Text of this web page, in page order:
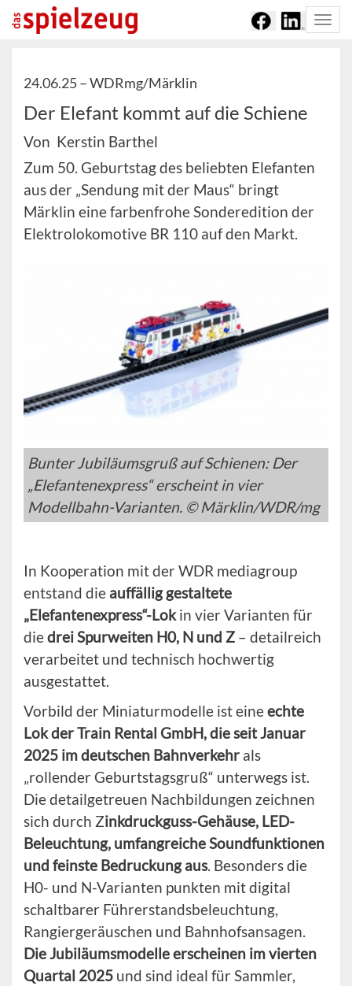
24.06.25 –WDRmg/Märklin
Der Elefant kommt auf die Schiene
Von Kerstin Barthel
Zum 50. Geburtstag des beliebten Elefanten
aus der „Sendung mit der Maus“ bringt
Märklin eine farbenfrohe Sonderedition der
Elektrolokomotive BR 110 auf den Markt.
Bunter Jubiläumsgruß auf Schienen: Der
„Elefantenexpress“ erscheint in vier
Modellbahn-Varianten. © Märklin/WDR/mg
In Kooperation mit der WDR mediagroup
entstand die auffällig gestaltete
„Elefantenexpress“-Lokin vier Varianten für
diedrei Spurweiten H0, N und Z – detailreich
verarbeitet und technisch hochwertig
ausgestattet.
Vorbild der Miniaturmodelle ist eineechte
Lok der Train Rental GmbH, die seit Januar
2025 im deutschen Bahnverkehr als
„rollender Geburtstagsgruß“ unterwegs ist.
Die detailgetreuen Nachbildungen zeichnen
sich durch Zinkdruckguss-Gehäuse, LED-
Beleuchtung, umfangreiche Soundfunktionen
und feinste Bedruckung aus. Besonders die
H0- und N-Varianten punkten mit digital
schaltbarer Führerstandsbeleuchtung,
Rangiergeräuschen und Bahnhofsansagen.
Die Jubiläumsmodelle erscheinen im vierten
Quartal 2025 und sind ideal für Sammler,